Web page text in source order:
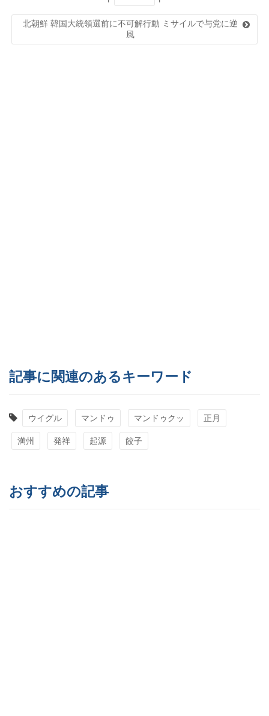
北朝鮮 韓国大統領選前に不可解行動 ミサイルで与党に逆
風
記事に関連のあるキーワード
ウイグル マンドゥ マンドゥクッ 正月
満州 発祥 起源 餃子
おすすめの記事